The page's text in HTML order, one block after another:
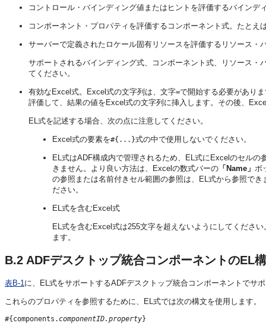
コントロール・バインディング値またはヒントを評価するバインデ
コンポーネント・プロパティを評価するコンポーネント式。たとえ
サーバーで定義されたロケール固有リソースを評価するリソース・
サポートされるバインディング式、コンポーネント式、リソース・
てください。
有効なExcel式。Excel式の文字列は、文字=で開始する必要があり
評価して、結果の値をExcel式の文字列に挿入します。その後、
EL式を記述する場合、次の点に注意してください。
Excel式の要素を#{...}式の中で使用しないでください。
EL式はADF構成内で管理されるため、EL式にExcelのセル
きません。より良い方法は、Excelの数式バーの 「Name」 ボ
の参照または名前付きセル範囲の参照は、EL式から参照で
ださい。
EL式を含むExcel式
EL式を含むExcel式は255文字を超えないようにしてくださ
ます。
B.2 ADFデスクトップ統合コンポーネントのEL
表B-1に、EL式をサポートするADFデスクトップ統合コンポーネントでサ
これらのプロパティを参照するために、EL式では次の構文を使用します。
#{components. componentID.property}